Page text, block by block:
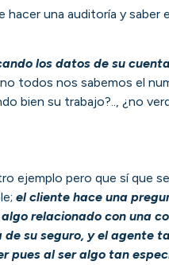
hacer una auditoría y saber
los datos de su
todos nos sabemos el
bien su trabajo?.., ¿no
ejemplo pero que sí que
el cliente hace una
relacionado con una
de su seguro, y el agente
pues al ser algo tan